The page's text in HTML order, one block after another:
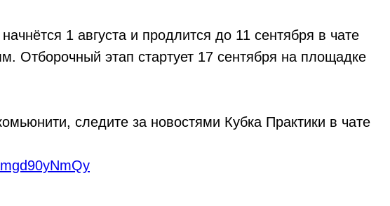
1 августа и продлится до 11 сентября в чате
Отборочный этап стартует 17 сентября на площадке
следите за новостями Кубка Практики в чате